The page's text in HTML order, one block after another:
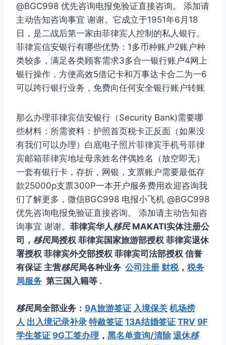
@BGC998 优先咨询电报免验证直接咨询。 添加请
主动告知咨询事宜 谢谢。它成立于1951年6月18
日，是二战后第一家由菲律宾人控制的私人银行。
菲律宾信安银行有哪些优势：1多币种账户2账户种
类较多，满足各类顾客需求3多合一银行账户4网上
银行操作，方便高效5借记卡和万事达卡合二为一6
可以跨行银行业务，免费向任何安全银行账户转账
那么办理菲律宾信安银行（Security Bank)需要哪
些材料：所需资料：护照首页税卡正反面（如果没
有我们可以办理）白底电子照片菲律宾手机号菲律
宾邮箱菲律宾地址母亲姓名伴偶姓名（放空即无）
一套有银行卡，存折，网银，支票账户需要最低存
款25000p支票300P一本开户服务费用欢迎咨询我
们了解更多，微信BGC998 电报小飞机 @BGC998
优先咨询电报免验证直接咨询。 添加请主动告知咨
询事宜 谢谢。 菲律宾华人移民MAKATI实体注册公
司， 移民局授权 菲律宾国家旅游部授权 菲律宾退休
署授权 菲律宾外交部授权 菲律宾司法部授权 信誉
有保证 主营移民局各种业务 公司注册 财税， 税务
局服务 第三国入籍等 .
移民局全部业务： 9A旅游签证 入境保关 机场捞
人 出入境记录补录 特赦签证 13A结婚签证 TRV 9F
学生签证 9G工签办理 ， 黑名单查询/清除 退休移